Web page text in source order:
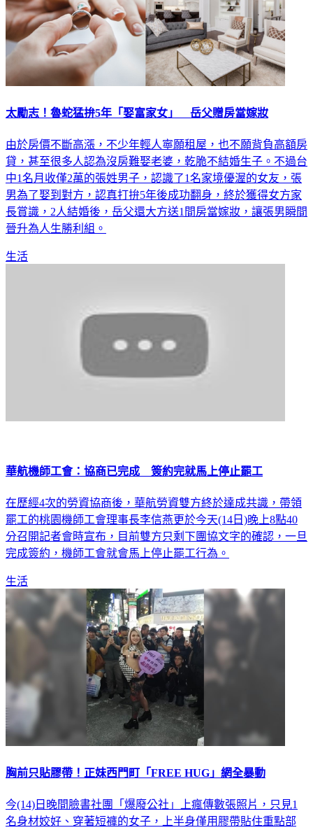
太勵志！魯蛇猛拚5年「娶富家女」 岳父贈房當嫁妝
由於房價不斷高漲，不少年輕人寧願租屋，也不願背負高額房
貸，甚至很多人認為沒房難娶老婆，乾脆不結婚生子。不過台
中1名月收僅2萬的張姓男子，認識了1名家境優渥的女友，張
男為了娶到對方，認真打拚5年後成功翻身，終於獲得女方家
長賞識，2人結婚後，岳父還大方送1間房當嫁妝，讓張男瞬間
晉升為人生勝利組。
生活
華航機師工會：協商已完成 簽約完就馬上停止罷工
在歷經4次的勞資協商後，華航勞資雙方終於達成共識，帶領
罷工的桃園機師工會理事長李信燕更於今天(14日)晚上8點40
分召開記者會時宣布，目前雙方只剩下團協文字的確認，一旦
完成簽約，機師工會就會馬上停止罷工行為。
生活
胸前只貼膠帶！正妹西門町「FREE HUG」網全暴動
今(14)日晚間臉書社團「爆廢公社」上瘋傳數張照片，只見1
名身材姣好、穿著短褲的女子，上半身僅用膠帶貼住重點部